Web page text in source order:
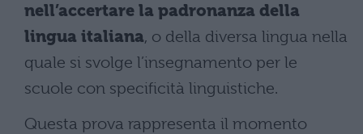
nell’accertare la padronanza della
lingua italiana, o della diversa lingua nella
quale si svolge l’insegnamento per le
scuole con specificità linguistiche.
Questa prova rappresenta il momento